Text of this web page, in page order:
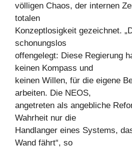
völligen Chaos, der internen
totalen
Konzeptlosigkeit gezeichnet.
schonungslos
offengelegt: Diese Regierung
keinen Kompass und
keinen Willen, für die eigene
arbeiten. Die NEOS,
angetreten als angebliche
Wahrheit nur die
Handlanger eines Systems,
Wand fährt“, so